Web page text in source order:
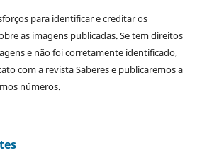
para identificar e creditar os
as imagens publicadas. Se tem direitos
e não foi corretamente identificado,
com a revista Saberes e publicaremos a
números.